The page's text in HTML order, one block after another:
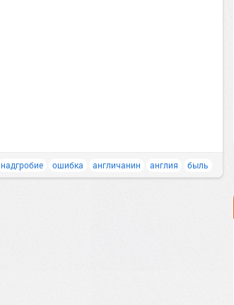
надгробие ошибка англичанин англия быль